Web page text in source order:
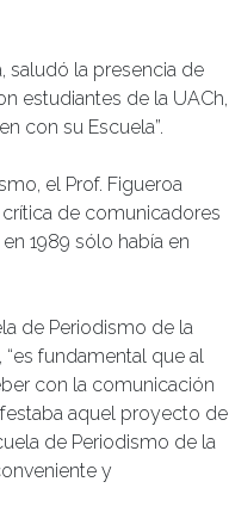
saludó la presencia de
estudiantes de la UACh,
con su Escuela”.
el Prof. Figueroa
de comunicadores
1989 sólo había en
de Periodismo de la
fundamental que al
con la comunicación
aquel proyecto de
de Periodismo de la
y